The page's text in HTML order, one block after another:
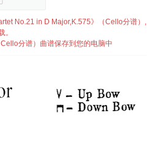
No.21 in D Major,K.575》（Cello分谱）,
。
分谱）曲谱保存到您的电脑中